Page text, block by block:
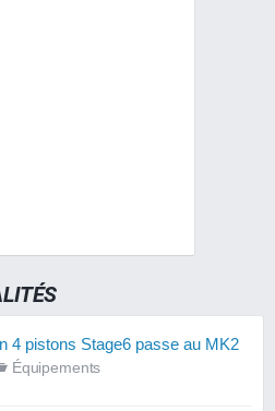
4 pistons Stage6 passe au MK2
Équipements